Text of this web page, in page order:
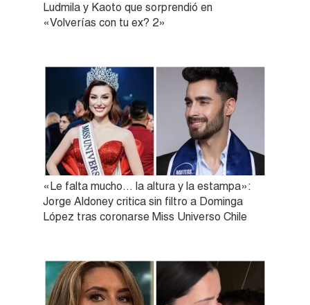
Ludmila y Kaoto que sorprendió en
«Volverías con tu ex? 2»
«Le falta mucho… la altura y la estampa»:
Jorge Aldoney critica sin filtro a Dominga
López tras coronarse Miss Universo Chile